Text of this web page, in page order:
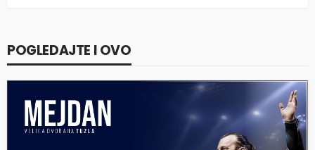
POGLEDAJTE I OVO